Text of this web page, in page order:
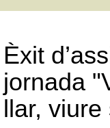
Èxit
jornada
llar,